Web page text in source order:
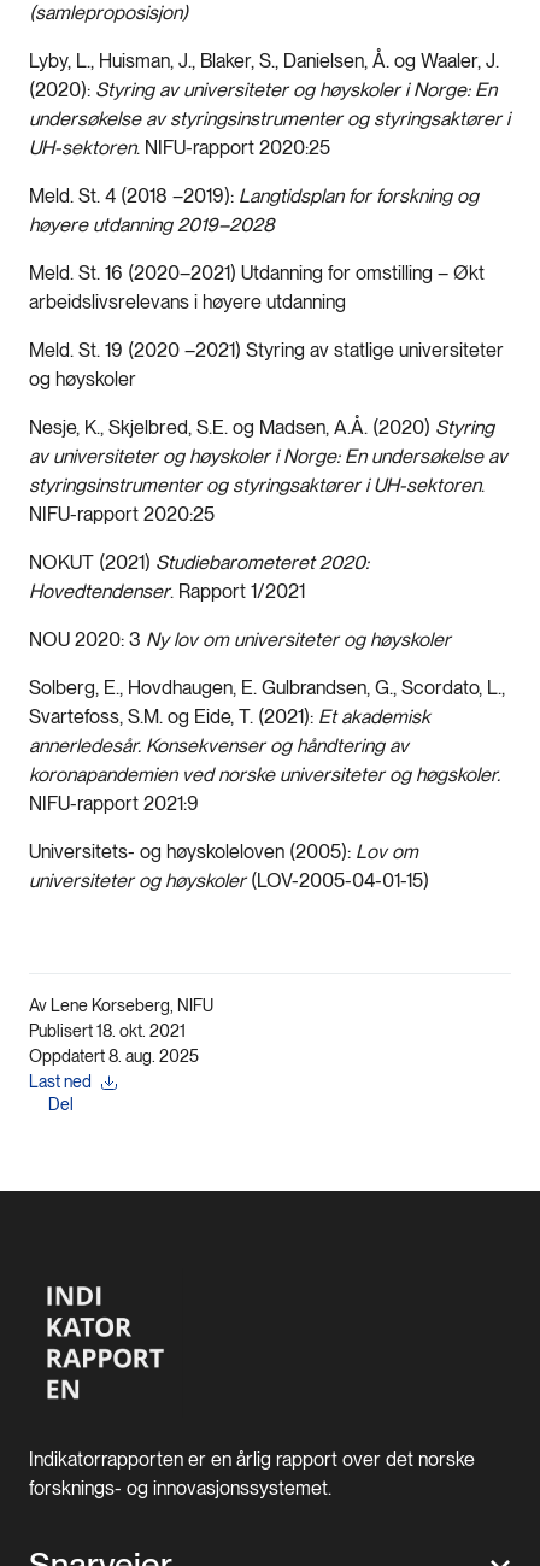
(samleproposisjon)
Lyby, L., Huisman, J., Blaker, S., Danielsen, Å. og Waaler, J.
(2020): Styring av universiteter og høyskoler i Norge: En
undersøkelse av styringsinstrumenter og styringsaktører i
UH-sektoren. NIFU-rapport 2020:25
Meld. St. 4 (2018 –2019): Langtidsplan for forskning og
høyere utdanning 2019–2028
Meld. St. 16 (2020–2021) Utdanning for omstilling – Økt
arbeidslivsrelevans i høyere utdanning
Meld. St. 19 (2020 –2021) Styring av statlige universiteter
og høyskoler
Nesje, K., Skjelbred, S.E. og Madsen, A.Å. (2020) Styring
av universiteter og høyskoler i Norge: En undersøkelse av
styringsinstrumenter og styringsaktører i UH-sektoren.
NIFU-rapport 2020:25
NOKUT (2021) Studiebarometeret 2020:
Hovedtendenser. Rapport 1/2021
NOU 2020: 3 Ny lov om universiteter og høyskoler
Solberg, E., Hovdhaugen, E. Gulbrandsen, G., Scordato, L.,
Svartefoss, S.M. og Eide, T. (2021): Et akademisk
annerledesår. Konsekvenser og håndtering av
koronapandemien ved norske universiteter og høgskoler.
NIFU-rapport 2021:9
Universitets- og høyskoleloven (2005): Lov om
universiteter og høyskoler(LOV-2005-04-01-15)
Av Lene Korseberg, NIFU
Publisert 18. okt. 2021
Oppdatert 8. aug. 2025
Last ned
Del
Indikatorrapporten er en årlig rapport over det norske
forsknings- og innovasjonssystemet.